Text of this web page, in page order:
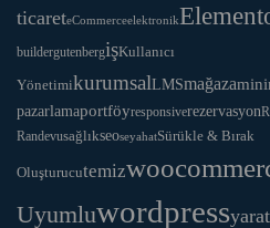
ticareteCommerceelektronik
buildergutenbergişKullanıcı
YönetimikurumsalLMSmağaza
pazarlamaportföyresponsiverezervasyon
RandevusağlıkseoseyahatSürükle & Bırak
Oluşturucutemiz
Uyumluwordpress